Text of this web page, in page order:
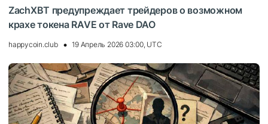
ZachXBT предупреждает трейдеров о возможном
крахе токена RAVE от Rave DAO
happycoin.club 19 Апрель 2026 03:00, UTC